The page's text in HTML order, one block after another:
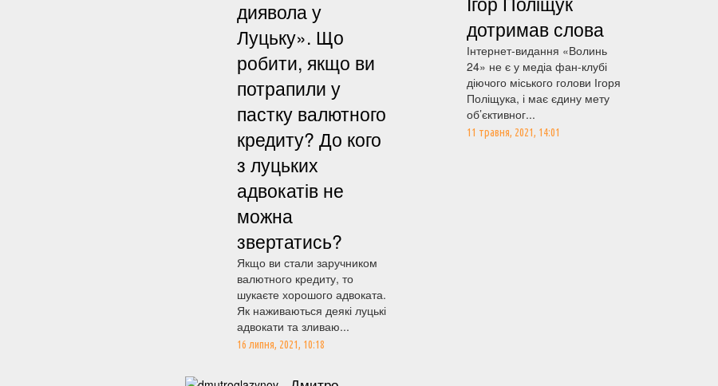
диявола у
Луцьку». Що
робити, якщо ви
потрапили у
пастку валютного
кредиту? До кого
з луцьких
адвокатів не
можна
звертатись?
Якщо ви стали заручником
валютного кредиту, то
шукаєте хорошого адвоката.
Як наживаються деякі луцькі
адвокати та зливаю...
16 липня, 2021, 10:18
дотримав слова
Інтернет-видання «Волинь
24» не є у медіа фан-клубі
діючого міського голови Ігоря
Поліщука, і має єдину мету
об’єктивног...
11 травня, 2021, 14:01